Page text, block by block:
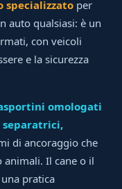
specializzato per
auto qualsiasi: è un
con veicoli
e la sicurezza
omologati
separatrici,
di ancoraggio che
Il cane o il
pratica